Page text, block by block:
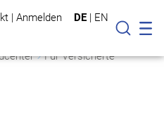
| Anmelden DE | EN
Suche
Für Versicherte